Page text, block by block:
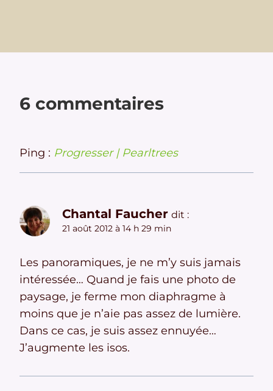
6 commentaires
Ping : Progresser | Pearltrees
Chantal Faucher dit :
21 août 2012 à 14 h 29 min
Les panoramiques, je ne m’y suis jamais
intéressée… Quand je fais une photo de
paysage, je ferme mon diaphragme à
moins que je n’aie pas assez de lumière.
Dans ce cas, je suis assez ennuyée…
J’augmente les isos.